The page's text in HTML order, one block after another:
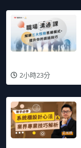
2小時23分